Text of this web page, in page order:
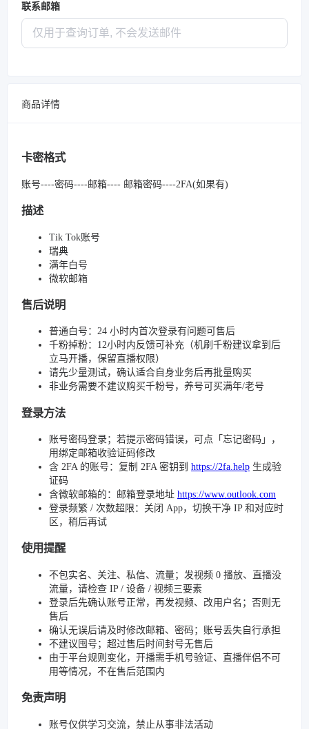
联系邮箱
商品详情
卡密格式
账号----密码----邮箱---- 邮箱密码----2FA(如果有)
描述
Tik Tok账号
瑞典
满年白号
微软邮箱
售后说明
普通白号：24 小时内首次登录有问题可售后
千粉掉粉：12小时内反馈可补充（机刷千粉建议拿到后
立马开播，保留直播权限）
请先少量测试，确认适合自身业务后再批量购买
非业务需要不建议购买千粉号，养号可买满年/老号
登录方法
账号密码登录；若提示密码错误，可点「忘记密码」，
用绑定邮箱收验证码修改
含 2FA 的账号：复制 2FA 密钥到 https://2fa.help 生成验
证码
含微软邮箱的：邮箱登录地址 https://www.outlook.com
登录频繁 / 次数超限：关闭 App，切换干净 IP 和对应时
区，稍后再试
使用提醒
不包实名、关注、私信、流量；发视频 0 播放、直播没
流量，请检查 IP / 设备 / 视频三要素
登录后先确认账号正常，再发视频、改用户名；否则无
售后
确认无误后请及时修改邮箱、密码；账号丢失自行承担
不建议囤号；超过售后时间封号无售后
由于平台规则变化，开播需手机号验证、直播伴侣不可
用等情况，不在售后范围内
免责声明
账号仅供学习交流，禁止从事非法活动